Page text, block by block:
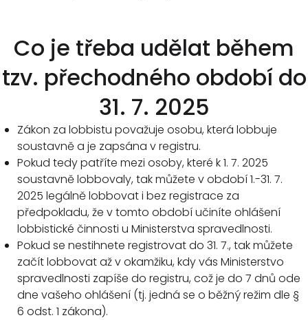
Co je třeba udělat během
tzv. přechodného období do
31. 7. 2025
Zákon za lobbistu považuje osobu, která lobbuje
soustavně a je zapsána v registru.
Pokud tedy patříte mezi osoby, které k 1. 7. 2025
soustavně lobbovaly, tak můžete v období 1.-31. 7.
2025 legálně lobbovat i bez registrace za
předpokladu, že v tomto období učiníte ohlášení
lobbistické činnosti u Ministerstva spravedlnosti.
Pokud se nestihnete registrovat do 31. 7., tak můžete
začít lobbovat až v okamžiku, kdy vás Ministerstvo
spravedlnosti zapíše do registru, což je do 7 dnů ode
dne vašeho ohlášení (tj. jedná se o běžný režim dle §
6 odst. 1 zákona).